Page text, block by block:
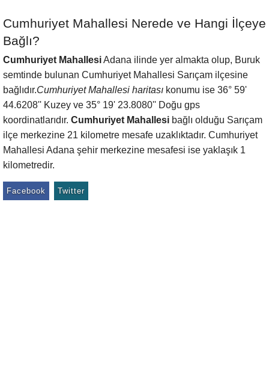
Cumhuriyet Mahallesi Nerede ve Hangi İlçeye
Bağlı?
Cumhuriyet MahallesiAdana ilinde yer almakta olup, Buruk
semtinde bulunan Cumhuriyet Mahallesi Sarıçam ilçesine
bağlıdır.Cumhuriyet Mahallesi haritası konumu ise 36° 59'
44.6208'' Kuzey ve 35° 19' 23.8080'' Doğu gps
koordinatlarıdır. Cumhuriyet Mahallesi bağlı olduğu Sarıçam
ilçe merkezine 21 kilometre mesafe uzaklıktadır. Cumhuriyet
Mahallesi Adana şehir merkezine mesafesi ise yaklaşık 1
kilometredir.
Facebook Twitter